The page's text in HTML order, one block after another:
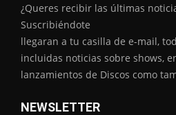
¿Queres recibir las últimas
Suscribiéndote
llegaran a tu casilla de e-mail,
incluidas noticias sobre shows,
lanzamientos de Discos como
NEWSLETTER